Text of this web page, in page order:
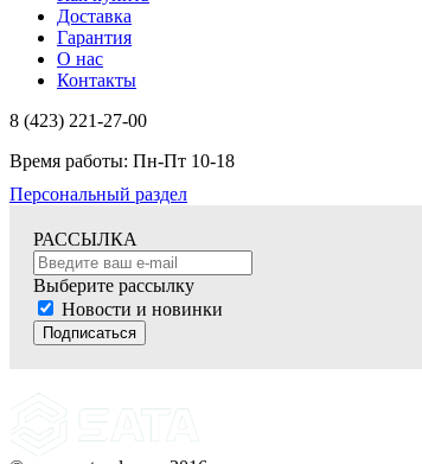
Доставка
Гарантия
О нас
Контакты
8 (423) 221-27-00
Время работы: Пн-Пт 10-18
Персональный раздел
РАССЫЛКА
Выберите рассылку
Новости и новинки
Подписаться